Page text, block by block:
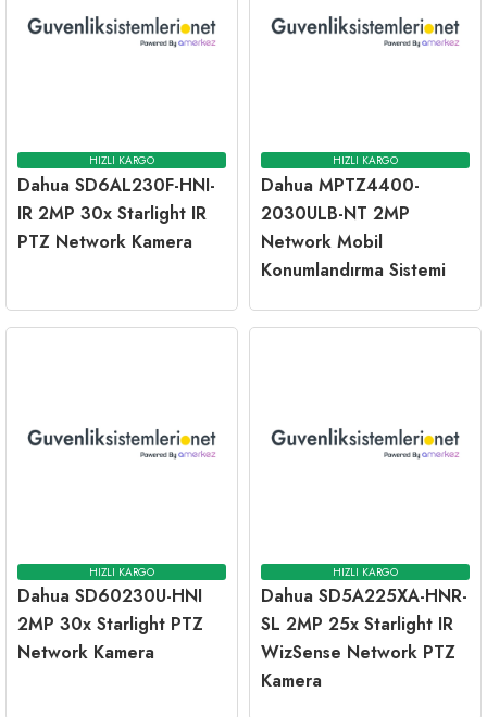
HIZLI KARGO
Dahua SD6AL230F-HNI-
IR 2MP 30x Starlight IR
PTZ Network Kamera
HIZLI KARGO
Dahua MPTZ4400-
2030ULB-NT 2MP
Network Mobil
Konumlandırma Sistemi
HIZLI KARGO
Dahua SD60230U-HNI
2MP 30x Starlight PTZ
Network Kamera
HIZLI KARGO
Dahua SD5A225XA-HNR-
SL 2MP 25x Starlight IR
WizSense Network PTZ
Kamera